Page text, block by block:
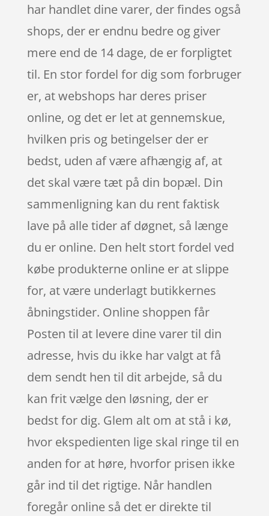
har handlet dine varer, der findes også
shops, der er endnu bedre og giver
mere end de 14 dage, de er forpligtet
til. En stor fordel for dig som forbruger
er, at webshops har deres priser
online, og det er let at gennemskue,
hvilken pris og betingelser der er
bedst, uden af være afhængig af, at
det skal være tæt på din bopæl. Din
sammenligning kan du rent faktisk
lave på alle tider af døgnet, så længe
du er online. Den helt stort fordel ved
købe produkterne online er at slippe
for, at være underlagt butikkernes
åbningstider. Online shoppen får
Posten til at levere dine varer til din
adresse, hvis du ikke har valgt at få
dem sendt hen til dit arbejde, så du
kan frit vælge den løsning, der er
bedst for dig. Glem alt om at stå i kø,
hvor ekspedienten lige skal ringe til en
anden for at høre, hvorfor prisen ikke
går ind til det rigtige. Når handlen
foregår online så det er direkte til